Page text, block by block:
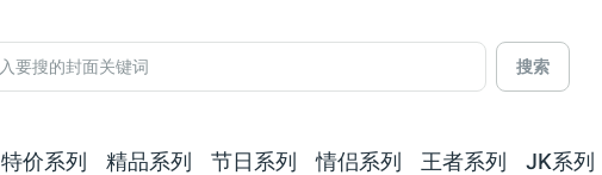
搜索
特价系列 精品系列 节日系列 情侣系列 王者系列 JK系列